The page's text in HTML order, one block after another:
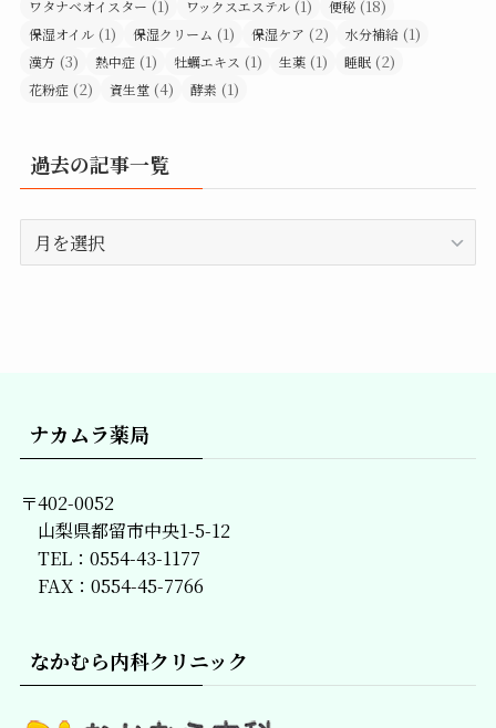
ワタナベオイスター (1) ワックスエステル (1) 便秘 (18)
保湿オイル (1) 保湿クリーム (1) 保湿ケア (2) 水分補給 (1)
漢方 (3) 熱中症 (1) 牡蠣エキス (1) 生薬 (1) 睡眠 (2)
花粉症 (2) 資生堂 (4) 酵素 (1)
過去の記事一覧
去
ナカムラ薬局
〒402-0052
山梨県都留市中央1-5-12
TEL：0554-43-1177
FAX：0554-45-7766
なかむら内科クリニック